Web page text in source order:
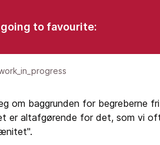
going to favourite:
om baggrunden for begreberne
er altafgørende for det, som vi